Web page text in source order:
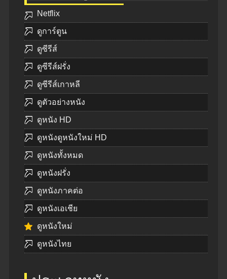
Netflix
ดูการ์ตูน
ดูซีรีส์
ดูซีรีส์ฝรั่ง
ดูซีรีส์เกาหลี
ดูตัวอย่างหนัง
ดูหนัง HD
ดูหนังดูหนังใหม่ HD
ดูหนังทั้งหมด
ดูหนังฝรั่ง
ดูหนังภาคต่อ
ดูหนังเอเชีย
ดูหนังใหม่
ดูหนังไทย